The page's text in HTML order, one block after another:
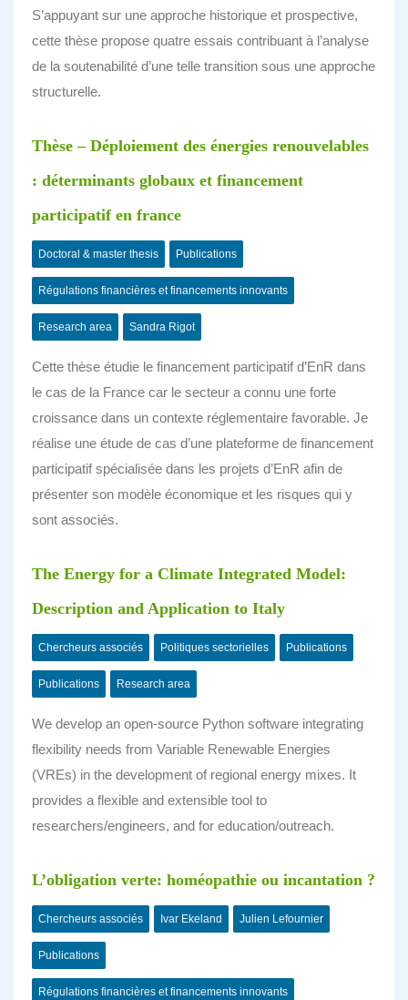
S’appuyant sur une approche historique et prospective,
cette thèse propose quatre essais contribuant à l’analyse
de la soutenabilité d’une telle transition sous une approche
structurelle.
Thèse – Déploiement des énergies renouvelables
: déterminants globaux et financement
participatif en france
Doctoral & master thesis Publications
Régulations financières et financements innovants
Research area Sandra Rigot
Cette thèse étudie le financement participatif d’EnR dans
le cas de la France car le secteur a connu une forte
croissance dans un contexte réglementaire favorable. Je
réalise une étude de cas d’une plateforme de financement
participatif spécialisée dans les projets d’EnR afin de
présenter son modèle économique et les risques qui y
sont associés.
The Energy for a Climate Integrated Model:
Description and Application to Italy
Chercheurs associés Politiques sectorielles Publications
Publications Research area
We develop an open-source Python software integrating
flexibility needs from Variable Renewable Energies
(VREs) in the development of regional energy mixes. It
provides a flexible and extensible tool to
researchers/engineers, and for education/outreach.
L’obligation verte: homéopathie ou incantation ?
Chercheurs associés Ivar Ekeland Julien Lefournier
Publications
Régulations financières et financements innovants